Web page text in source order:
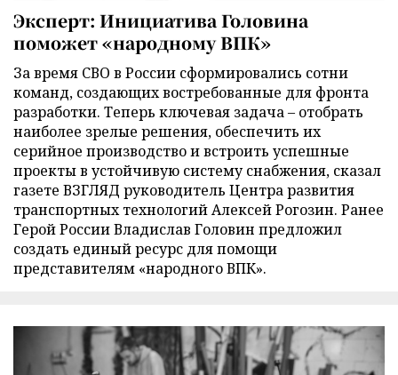
Эксперт: Инициатива Головина
поможет «народному ВПК»
За время СВО в России сформировались сотни
команд, создающих востребованные для фронта
разработки. Теперь ключевая задача – отобрать
наиболее зрелые решения, обеспечить их
серийное производство и встроить успешные
проекты в устойчивую систему снабжения, сказал
газете ВЗГЛЯД руководитель Центра развития
транспортных технологий Алексей Рогозин. Ранее
Герой России Владислав Головин предложил
создать единый ресурс для помощи
представителям «народного ВПК».